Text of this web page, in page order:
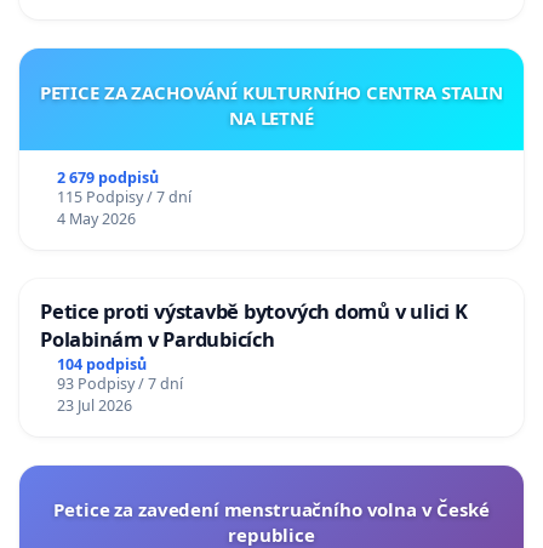
PETICE ZA ZACHOVÁNÍ KULTURNÍHO CENTRA STALIN
NA LETNÉ
2 679 podpisů
115 Podpisy / 7 dní
4 May 2026
Petice proti výstavbě bytových domů v ulici K
Polabinám v Pardubicích
104 podpisů
93 Podpisy / 7 dní
23 Jul 2026
Petice za zavedení menstruačního volna v České
republice